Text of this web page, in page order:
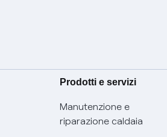
Prodotti e servizi
Manutenzione e
riparazione caldaia